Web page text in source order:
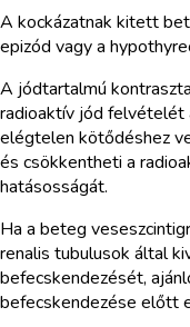
A kockázatnak kitett
epizód vagy a
A jódtartalmú
radioaktív jód felvételét
elégtelen kötődéshez
és csökkentheti a
hatásosságát.
Ha a beteg
renalis tubulusok által
befecskendezését,
befecskendezése előtt